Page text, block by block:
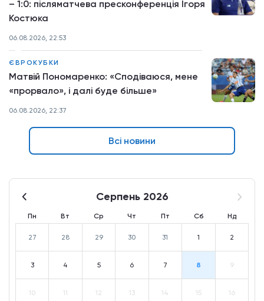
– 1:0: післяматчева пресконференція Ігоря
Костюка
06.08.2026, 22:53
ЄВРОКУБКИ
Матвій Пономаренко: «Сподіваюся, мене
«прорвало», і далі буде більше»
06.08.2026, 22:37
Всі новини
Серпень 2026
Пн Вт Ср Чт Пт Сб Нд
27 28 29 30 31 1 2
3 4 5 6 7 8 9
10 11 12 13 14 15 16